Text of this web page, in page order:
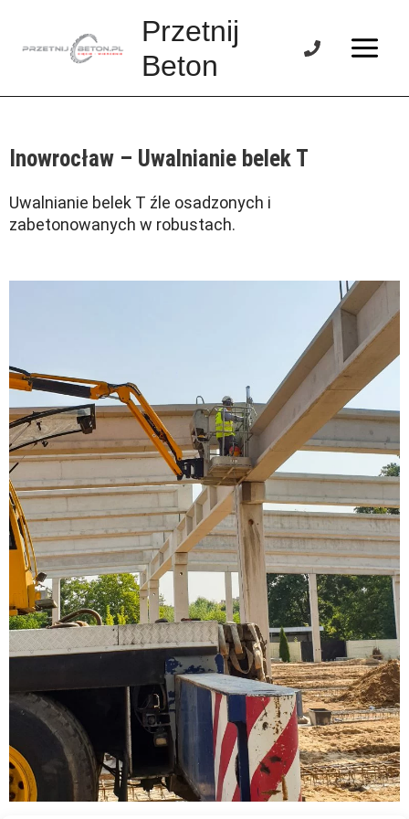
content
Przetnij
Beton
Menu
Inowrocław – Uwalnianie belek T
Uwalnianie belek T źle osadzonych i
zabetonowanych w robustach.